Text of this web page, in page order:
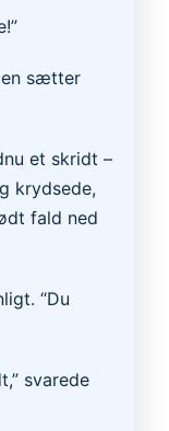
sætter
et skridt –
krydsede,
fald ned
“Du
svarede